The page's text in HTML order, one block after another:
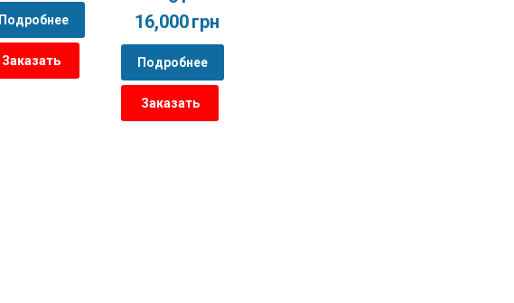
Подробнее
Заказать
16,000грн
Подробнее
Заказать